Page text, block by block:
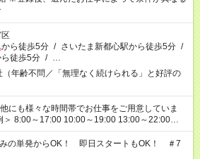
から徒歩5分 / さいたま新都心駅から徒歩5分 /
徒歩5分 / …
（年齢不問／「無理なく続けられる」と好評の
18:00～22:00 22:00～翌6:00 など ■希望の時間帯を選べます！
の単発からOK！ 即日スタートもOK！ ＃7